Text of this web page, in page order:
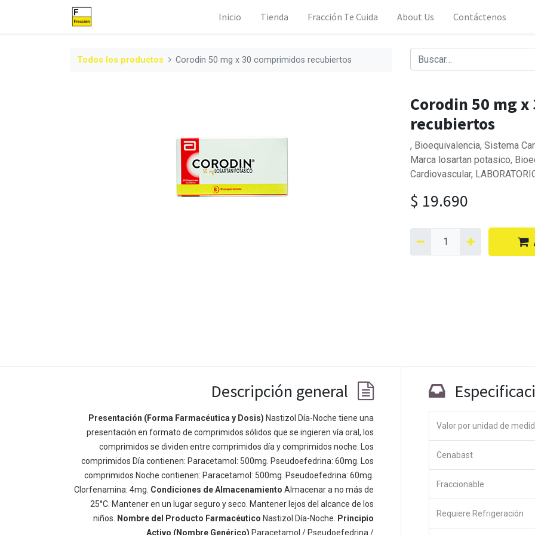
Inicio Tienda Fracción Te Cuida About Us Contáctenos
Todos los productos Corodin 50 mg x 30 comprimidos recubiertos
Corodin 50 mg
recubiertos
, Bioequivalencia, Sistema
Marca losartan potasico,
Cardiovascular,
$ 19.690
Descripción general
Presentación (Forma Farmacéutica y Dosis) Nastizol Día-Noche tiene una
presentación en formato de comprimidos sólidos que se ingieren vía oral, los
comprimidos se dividen entre comprimidos día y comprimidos noche: Los
comprimidos Día contienen: Paracetamol: 500mg. Pseudoefedrina: 60mg. Los
comprimidos Noche contienen: Paracetamol: 500mg. Pseudoefedrina: 60mg.
Clorfenamina: 4mg. Condiciones de Almacenamiento Almacenar a no más de
25°C. Mantener en un lugar seguro y seco. Mantener lejos del alcance de los
niños.
Nombre del Producto Farmacéutico Nastizol Día-Noche.
Principio
Activo (Nombre Genérico) Paracetamol / Pseudoefedrina /
Valor por unidad de
Cenabast
Fraccionable
Requiere Refrigeración
Enlaces de Ínteres
Inicio
Acerca de
Productos
Servicios
Política de privacidad
Acerca de
Somos un equipo de personas apasionadas cuyo objetivo es
mejorar la vida de todos a través de productos disruptivos.
Construimos grandes productos para resolver sus problemas
de negocio. Nuestros productos están diseñados para
pequeñas y medianas empresas dispuestas a optimizar su
rendimiento.